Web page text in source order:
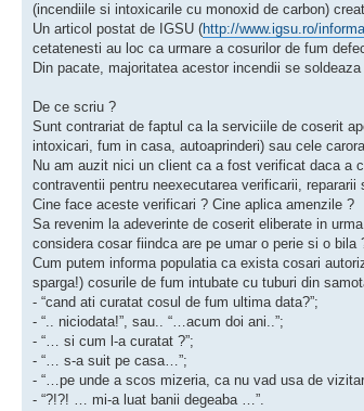
(incendiile si intoxicarile cu monoxid de carbon)
Un articol postat de IGSU (http://www.igsu.ro/
cetatenesti au loc ca urmare a cosurilor de fum
Din pacate, majoritatea acestor incendii se
De ce scriu ?
Sunt contrariat de faptul ca la serviciile de coserit
intoxicari, fum in casa, autoaprinderi) sau cele
Nu am auzit nici un client ca a fost verificat daca a
contraventii pentru neexecutarea verificarii,
Cine face aceste verificari ? Cine aplica amenzile ?
Sa revenim la adeverinte de coserit eliberate in
considera cosar fiindca are pe umar o perie si o
Cum putem informa populatia ca exista cosari
sparga!) cosurile de fum intubate cu tuburi din
- “cand ati curatat cosul de fum ultima data?”;
- “.. niciodata!”, sau.. “…acum doi ani..”;
- “… si cum l-a curatat ?”;
- “… s-a suit pe casa…”;
- “…pe unde a scos mizeria, ca nu vad usa de
- “?!?! … mi-a luat banii degeaba …”.